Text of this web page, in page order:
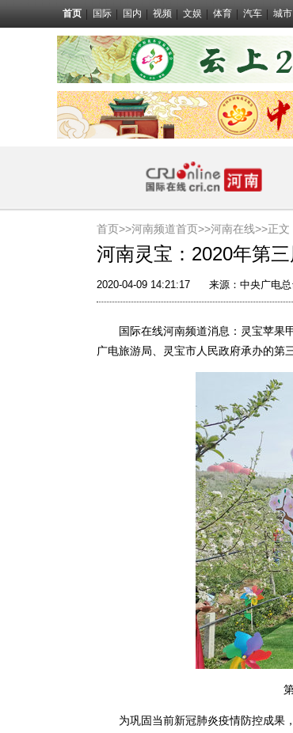
首页 国际 国内 视频 文娱 体育 汽车 城市
首页>>河南频道首页>>河南在线>>正文
河南灵宝：2020年第
2020-04-09 14:21:17 来源： 中央广电
国际在线河南频道消息：灵宝苹果甲
广电旅游局、灵宝市人民政府承办的第
为巩固当前新冠肺炎疫情防控成果，